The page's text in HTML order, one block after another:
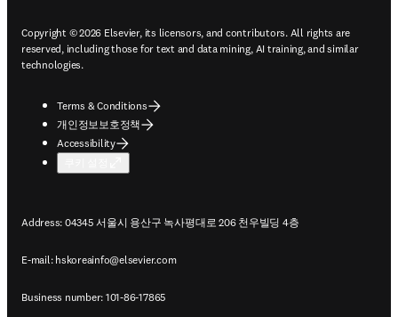
Copyright © 2026 Elsevier, its licensors, and contributors. All rights are
reserved, including those for text and data mining, AI training, and similar
technologies.
Terms & Conditions
개인정보보호정책
Accessibility
Address: 04345 서울시 용산구 녹사평대로 206 천우빌딩 4층
E-mail: hskoreainfo@elsevier.com
Business number: 101-86-17865